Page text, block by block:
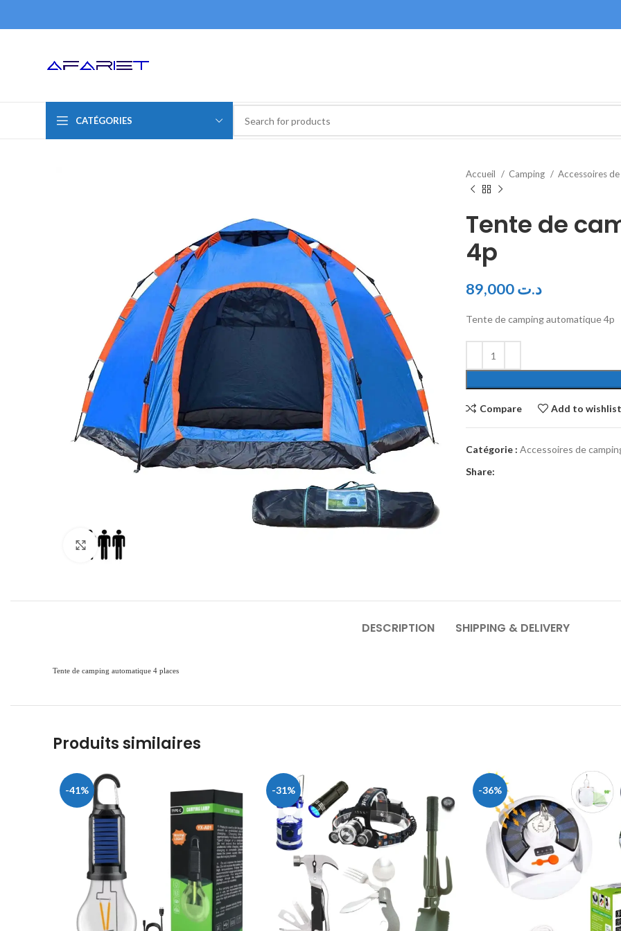
CATÉGORIES
Click to enlarge
Accueil Camping Accessoires
Tente de
4p
د.ت
Tente de camping automatique 4p
Compare Add to wishlist
Catégorie : Accessoires de
Share:
DESCRIPTION SHIPPING & DELIVERY
Tente de camping automatique 4 places
Produits similaires
-41% -31% -36%